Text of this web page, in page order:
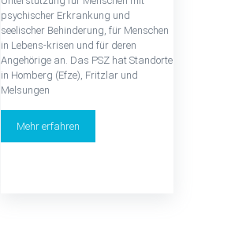
psychischer Erkrankung und
seelischer Behinderung, für Menschen
in Lebens-krisen und für deren
Angehörige an. Das PSZ hat Standorte
in Homberg (Efze), Fritzlar und
Melsungen
Mehr erfahren